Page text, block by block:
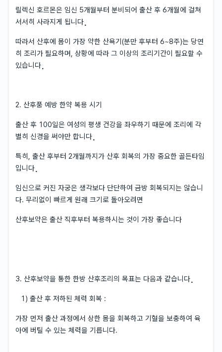
릴렉신 호르몬은 임신 5개월부터 분비되어 출산 후 6개월에 걸쳐
서서히 사라지게 됩니다⡀
따라서 산후에 몸이 가장 약한 산욕기(분만 후부터 6~8주)는 당연
히 조리가 필요하며, 상황에 따라 그 이상의 조리기간이 필요할 수
있습니다⡀
2. 산후풍 예방 한약 복용 시기⠀
출산 후 100일은 여성의 평생 건강을 좌우하기 때문에 조리에 각
별히 신경을 써야만 합니다⡀
특히, 출산 후부터 2개월까지가 산후 회복의 가장 중요한 골든타임
입니다⡀
임신으로 커진 자궁은 생각보다 단단하여 금방 회복되지는 않습니
다. 무리없이 빠르게 원래 크기로 돌아오려면
산후보약은 출산 직후부터 복용하시는 것이 가장 좋습니다
3. 산후보약을 통한 한방 산후조리의 목표는 다음과 같습니다⡀
⠀1) 출산 후 저하된 체력 회복 :
가장 먼저 출산 과정에서 상한 몸을 회복하고 기혈을 보충하여 육
아에 버틸 수 있는 체력을 기릅니다.